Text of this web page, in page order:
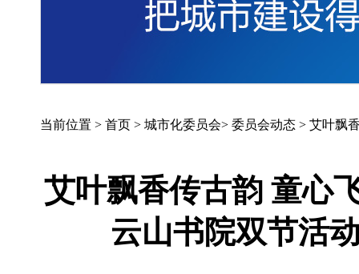
当前位置 > 首页 > 城市化委员会> 委员会动态 > 艾叶飘
艾叶飘香传古韵 童
云山书院双节活